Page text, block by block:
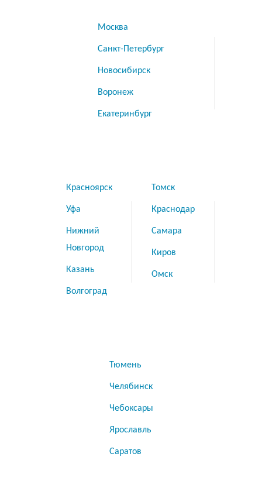
Москва
Санкт-Петербург
Новосибирск
Воронеж
Екатеринбург
Красноярск
Уфа
Нижний
Новгород
Казань
Волгоград
Томск
Краснодар
Самара
Киров
Омск
Тюмень
Челябинск
Чебоксары
Ярославль
Саратов